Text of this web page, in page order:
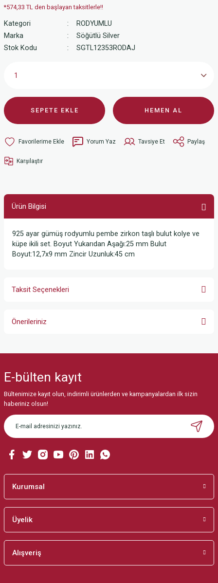
*574,33 TL den başlayan taksitlerle!!
Kategori
RODYUMLU
Marka
Söğütlü Silver
Stok Kodu
SGTL12353RODAJ
SEPETE EKLE HEMEN AL
Yorum Yaz Tavsiye Et Paylaş
Karşılaştır
Ürün Bilgisi
925 ayar gümüş rodyumlu pembe zirkon taşlı bulut kolye ve
küpe ikili set. Boyut Yukarıdan Aşağı:25 mm Bulut
Boyut:12,7x9 mm Zincir Uzunluk:45 cm
Taksit Seçenekleri
Önerileriniz
Görüş ve önerileriniz için teşekkür ederiz.
Ürün resmi kalitesiz, bozuk veya görüntülenemiyor.
Ürün açıklamasında eksik bilgiler bulunuyor.
Ürün bilgilerinde hatalar bulunuyor.
Bu ürüne benzer farklı alternatifler olmalı.
E-bülten kayıt
Bültenimize kayıt olun, indirimli ürünlerden ve kampanyalardan ilk sizin
haberiniz olsun!
Kurumsal
Üyelik
Alışveriş